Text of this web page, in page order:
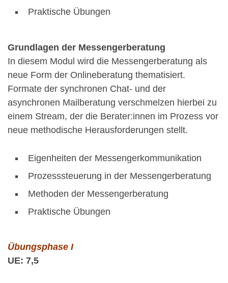
Praktische Übungen
Grundlagen der Messengerberatung
In diesem Modul wird die Messengerberatung als
neue Form der Onlineberatung thematisiert.
Formate der synchronen Chat- und der
asynchronen Mailberatung verschmelzen hierbei zu
einem Stream, der die Berater:innen im Prozess vor
neue methodische Herausforderungen stellt.
Eigenheiten der Messengerkommunikation
Prozesssteuerung in der Messengerberatung
Methoden der Messengerberatung
Praktische Übungen
Übungsphase I
UE: 7,5